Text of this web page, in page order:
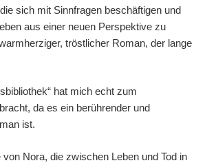
sich mit Sinnfragen beschäftigen und
aus einer neuen Perspektive zu
tröstlicher Roman, der lange
hat mich echt zum
da es ein berührender und
ist.
Nora, die zwischen Leben und Tod in